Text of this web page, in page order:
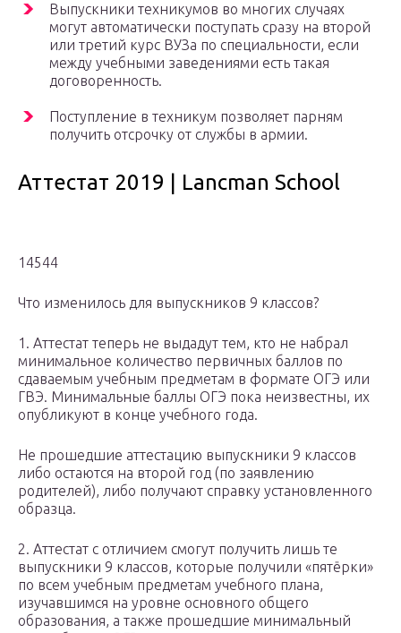
Выпускники техникумов во многих случаях
могут автоматически поступать сразу на второй
или третий курс ВУЗа по специальности, если
между учебными заведениями есть такая
договоренность.
Поступление в техникум позволяет парням
получить отсрочку от службы в армии.
Аттестат 2019 | Lancman School
14544
Что изменилось для выпускников 9 классов?
1. Аттестат теперь не выдадут тем, кто не набрал
минимальное количество первичных баллов по
сдаваемым учебным предметам в формате ОГЭ или
ГВЭ. Минимальные баллы ОГЭ пока неизвестны, их
опубликуют в конце учебного года.
Не прошедшие аттестацию выпускники 9 классов
либо остаются на второй год (по заявлению
родителей), либо получают справку установленного
образца.
2. Аттестат с отличием смогут получить лишь те
выпускники 9 классов, которые получили «пятёрки»
по всем учебным предметам учебного плана,
изучавшимся на уровне основного общего
образования, а также прошедшие минимальный